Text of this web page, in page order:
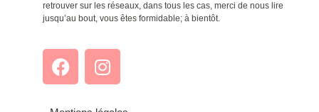
retrouver sur les réseaux, dans tous les cas, merci de nous lire
jusqu’au bout, vous êtes formidable; à bientôt.